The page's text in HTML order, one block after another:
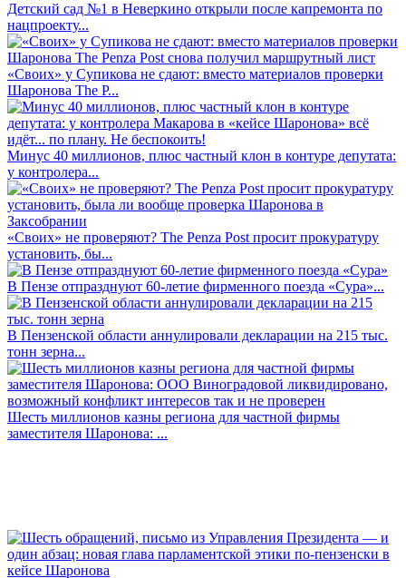
Детский сад №1 в Неверкино открыли после капремонта по
нацпроекту...
«Своих» у Супикова не сдают: вместо материалов проверки
Шаронова The P...
Минус 40 миллионов, плюс частный клон в контуре депутата:
у контролера...
«Своих» не проверяют? The Penza Post просит прокуратуру
установить, бы...
В Пензе отпразднуют 60-летие фирменного поезда «Сура»...
В Пензенской области аннулировали декларации на 215 тыс.
тонн зерна...
Шесть миллионов казны региона для частной фирмы
заместителя Шаронова: ...